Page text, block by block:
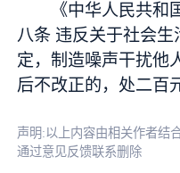
《中华人民共
八条 违反关于社会
定，制造噪声干扰他
后不改正的，处二百
声明:以上内容由相关作者结
通过意见反馈联系删除